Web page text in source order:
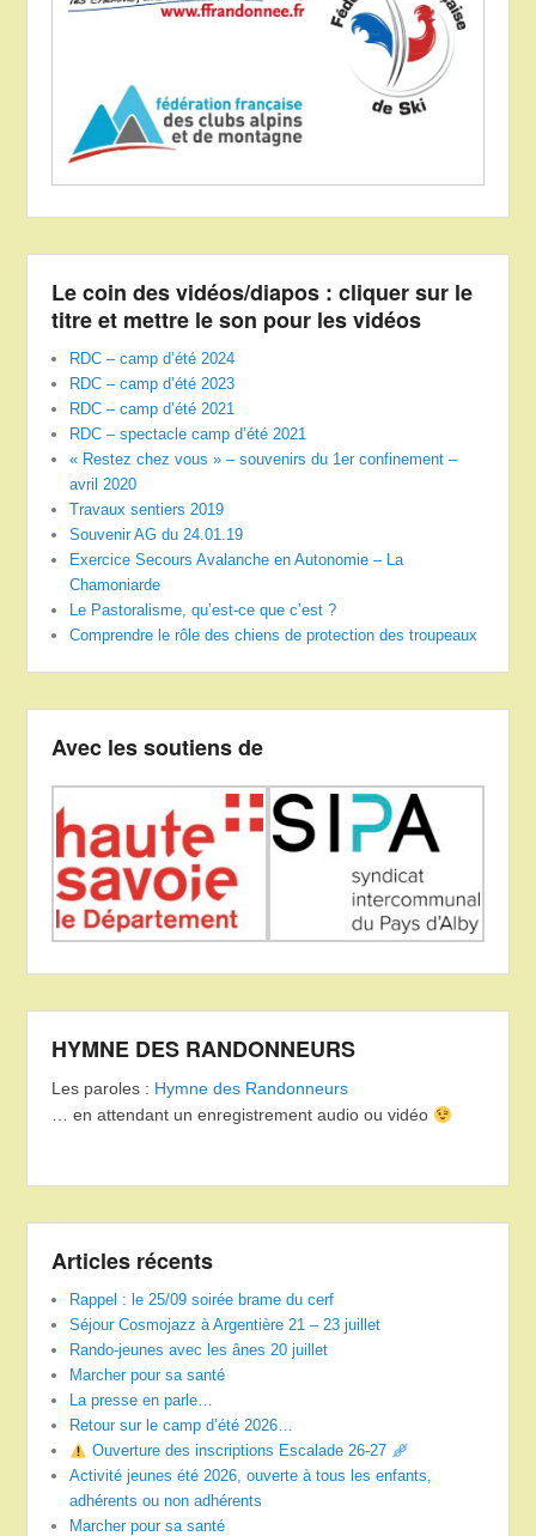
Le coin des vidéos/diapos : cliquer sur le
titre et mettre le son pour les vidéos
RDC – camp d’été 2024
RDC – camp d’été 2023
RDC – camp d’été 2021
RDC – spectacle camp d’été 2021
« Restez chez vous » – souvenirs du 1er confinement –
avril 2020
Travaux sentiers 2019
Souvenir AG du 24.01.19
Exercice Secours Avalanche en Autonomie – La
Chamoniarde
Le Pastoralisme, qu’est-ce que c’est ?
Comprendre le rôle des chiens de protection des troupeaux
Avec les soutiens de
HYMNE DES RANDONNEURS
Les paroles : Hymne des Randonneurs
… en attendant un enregistrement audio ou vidéo
Articles récents
Rappel : le 25/09 soirée brame du cerf
Séjour Cosmojazz à Argentière 21 – 23 juillet
Rando-jeunes avec les ânes 20 juillet
Marcher pour sa santé
La presse en parle…
Retour sur le camp d’été 2026…
Ouverture des inscriptions Escalade 26-27
Activité jeunes été 2026, ouverte à tous les enfants,
adhérents ou non adhérents
Marcher pour sa santé